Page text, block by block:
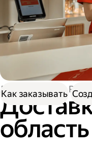
Доставка По
область
Как заказывать